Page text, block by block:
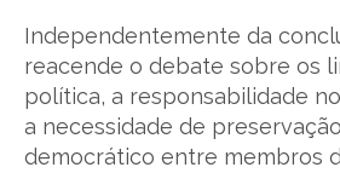
Independentemente da
reacende o debate sobre os
política, a responsabilidade
a necessidade de
democrático entre membros